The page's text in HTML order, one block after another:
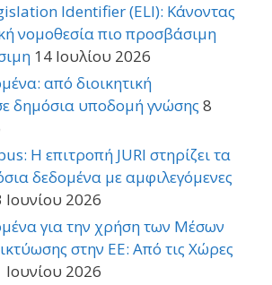
Identifier (ELI): Κάνοντας
νομοθεσία πιο προσβάσιμη
14 Ιουλίου 2026
από διοικητική
δημόσια υποδομή γνώσης 8
Η επιτροπή JURI στηρίζει τα
δεδομένα με αμφιλεγόμενες
Ιουνίου 2026
για την χρήση των Μέσων
στην ΕΕ: Από τις Χώρες
Ιουνίου 2026